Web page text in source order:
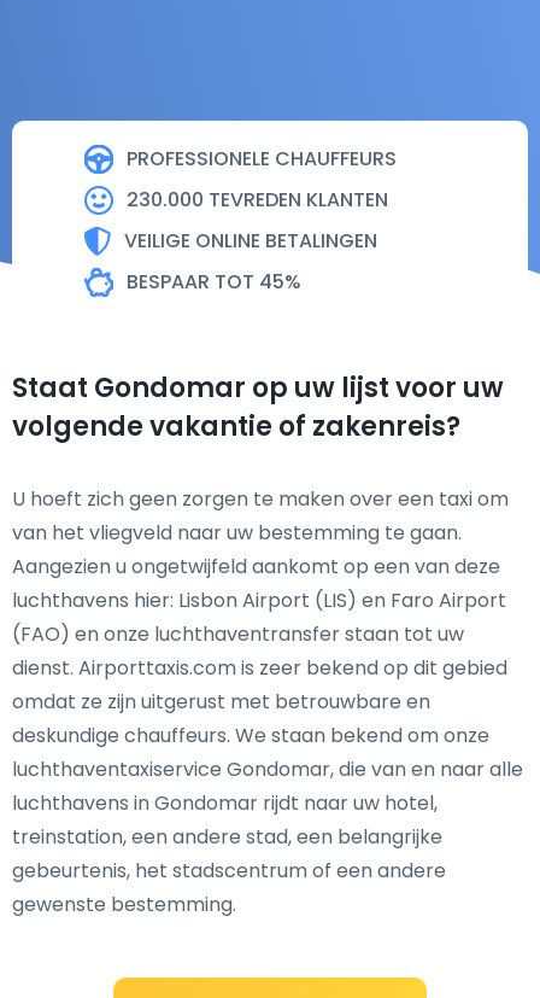
PROFESSIONELE CHAUFFEURS
230.000 TEVREDEN KLANTEN
VEILIGE ONLINE BETALINGEN
BESPAAR TOT 45%
Staat Gondomar op uw lijst voor uw
volgende vakantie of zakenreis?
U hoeft zich geen zorgen te maken over een taxi om
van het vliegveld naar uw bestemming te gaan.
Aangezien u ongetwijfeld aankomt op een van deze
luchthavens hier: Lisbon Airport (LIS) en Faro Airport
(FAO) en onze luchthaventransfer staan tot uw
dienst. Airporttaxis.com is zeer bekend op dit gebied
omdat ze zijn uitgerust met betrouwbare en
deskundige chauffeurs. We staan bekend om onze
luchthaventaxiservice Gondomar, die van en naar alle
luchthavens in Gondomar rijdt naar uw hotel,
treinstation, een andere stad, een belangrijke
gebeurtenis, het stadscentrum of een andere
gewenste bestemming.